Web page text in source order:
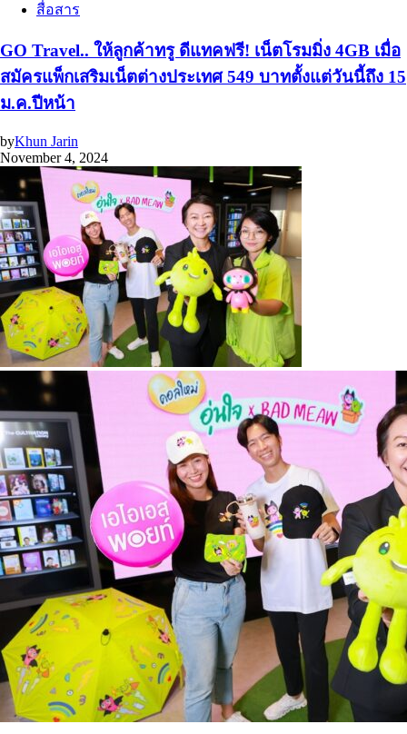
สื่อสาร
GO Travel.. ให้ลูกค้าทรู ดีแทคฟรี! เน็ตโรมมิ่ง 4GB เมื่อ
สมัครแพ็กเสริมเน็ตต่างประเทศ 549 บาทตั้งแต่วันนี้ถึง 15
ม.ค.ปีหน้า
byKhun Jarin
November 4, 2024